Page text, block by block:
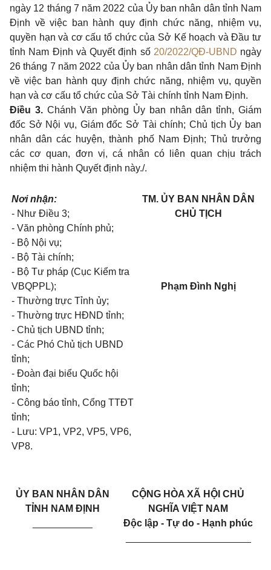
ngày 12 tháng 7 năm 2022 của Ủy ban nhân dân tỉnh Nam
Định về việc ban hành quy định chức năng, nhiệm vụ,
quyền hạn và cơ cấu tổ chức của Sở Kế hoạch và Đầu tư
tỉnh Nam Định và Quyết định số 20/2022/QĐ-UBND ngày
26 tháng 7 năm 2022 của Ủy ban nhân dân tỉnh Nam Định
về việc ban hành quy định chức năng, nhiệm vụ, quyền
hạn và cơ cấu tổ chức của Sở Tài chính tỉnh Nam Định.
Điều 3.Chánh Văn phòng Ủy ban nhân dân tỉnh, Giám
đốc Sở Nội vụ, Giám đốc Sở Tài chính; Chủ tịch Ủy ban
nhân dân các huyện, thành phố Nam Định; Thủ trưởng
các cơ quan, đơn vị, cá nhân có liên quan chịu trách
nhiệm thi hành Quyết định này./.
Nơi nhận:
- Như Điều 3;
- Văn phòng Chính phủ;
- Bộ Nội vụ;
- Bộ Tài chính;
- Bộ Tư pháp (Cục Kiểm tra
VBQPPL);
- Thường trực Tỉnh ủy;
- Thường trực HĐND tỉnh;
- Chủ tịch UBND tỉnh;
- Các Phó Chủ tịch UBND
tỉnh;
- Đoàn đại biểu Quốc hội
tỉnh;
- Công báo tỉnh, Cổng TTĐT
tỉnh;
- Lưu: VP1, VP2, VP5, VP6,
VP8.
TM. ỦY BAN NHÂN DÂN
CHỦ TỊCH
Phạm Đình Nghị
ỦY BAN NHÂN DÂN
TỈNH NAM ĐỊNH
CỘNG HÒA XÃ HỘI CHỦ
NGHĨA VIỆT NAM
Độc lập - Tự do - Hạnh phúc